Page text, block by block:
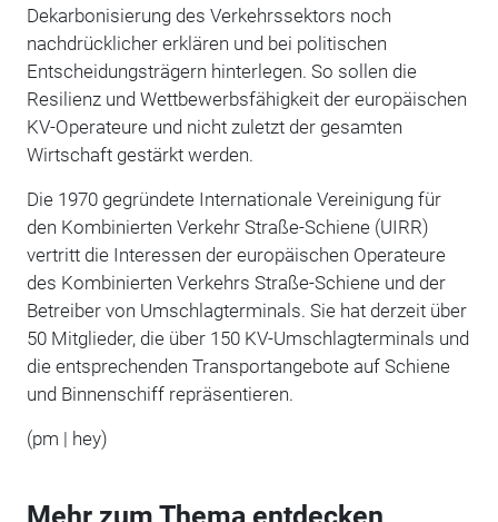
Dekarbonisierung des Verkehrssektors noch
nachdrücklicher erklären und bei politischen
Entscheidungsträgern hinterlegen. So sollen die
Resilienz und Wettbewerbsfähigkeit der europäischen
KV-Operateure und nicht zuletzt der gesamten
Wirtschaft gestärkt werden.
Die 1970 gegründete Internationale Vereinigung für
den Kombinierten Verkehr Straße-Schiene (UIRR)
vertritt die Interessen der europäischen Operateure
des Kombinierten Verkehrs Straße-Schiene und der
Betreiber von Umschlagterminals. Sie hat derzeit über
50 Mitglieder, die über 150 KV-Umschlagterminals und
die entsprechenden Transportangebote auf Schiene
und Binnenschiff repräsentieren.
(pm | hey)